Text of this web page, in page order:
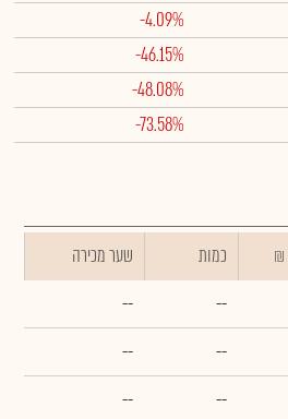
-4.09%
-46.15%
-48.08%
-73.58%
כמות
שער מכירה
--
--
--
--
--
--